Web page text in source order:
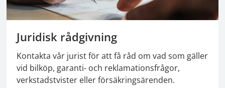
Juridisk rådgivning
Kontakta vår jurist för att få råd om vad som gäller
vid bilköp, garanti- och reklamationsfrågor,
verkstadstvister eller försäkringsärenden.